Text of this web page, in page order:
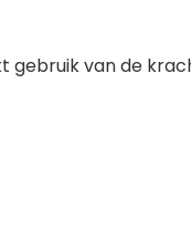
van de